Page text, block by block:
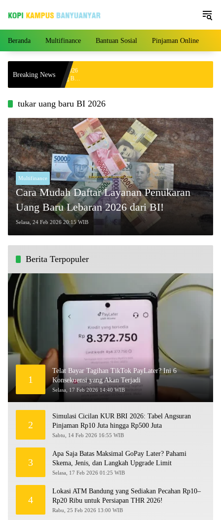
Beranda Multifinance Bantuan Sosial Pinjaman Online
Breaking News
Hari Ini 4 Agustus 2026
per Gram, Peluang Beli
tukar uang baru BI 2026
Multifinance
Cara Mudah Daftar Layanan Penukaran
Uang Baru Lebaran 2026 dari BI!
Selasa, 24 Feb 2026 20:15 WIB
Berita Terpopuler
1
Telat Bayar Tagihan TikTok PayLater? Ini 6
Konsekuensi yang Akan Terjadi
Selasa, 17 Feb 2026 14:40 WIB
2
Simulasi Cicilan KUR BRI 2026: Tabel Angsuran
Pinjaman Rp10 Juta hingga Rp500 Juta
Sabtu, 14 Feb 2026 16:55 WIB
3
Apa Saja Batas Maksimal GoPay Later? Pahami
Skema, Jenis, dan Langkah Upgrade Limit
Selasa, 17 Feb 2026 01:25 WIB
4
Lokasi ATM Bandung yang Sediakan Pecahan Rp10–
Rp20 Ribu untuk Persiapan THR 2026!
Rabu, 25 Feb 2026 13:00 WIB